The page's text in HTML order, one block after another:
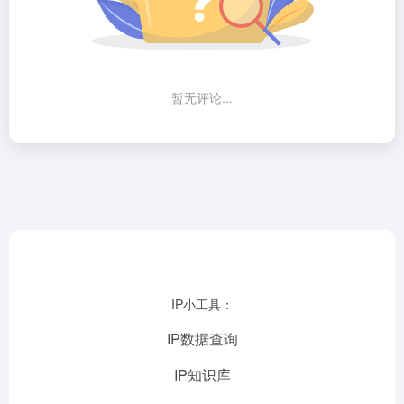
暂无评论...
IP小工具：
IP数据查询
IP知识库